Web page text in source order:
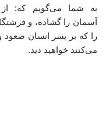
به شما می‌گویم که: از
آسمان را گشاده، و
را که بر پسر انسان صعود
می‌کنند خواهید دید.